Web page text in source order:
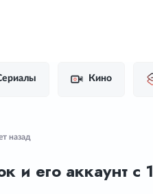
Кино
назад
и его аккаунт